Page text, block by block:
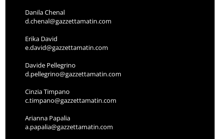
Danila Chenal
d.chenal@gazzettamatin.com
Erika David
e.david@gazzettamatin.com
Davide Pellegrino
d.pellegrino@gazzettamatin.com
Cinzia Timpano
c.timpano@gazzettamatin.com
Arianna Papalia
a.papalia@gazzettamatin.com